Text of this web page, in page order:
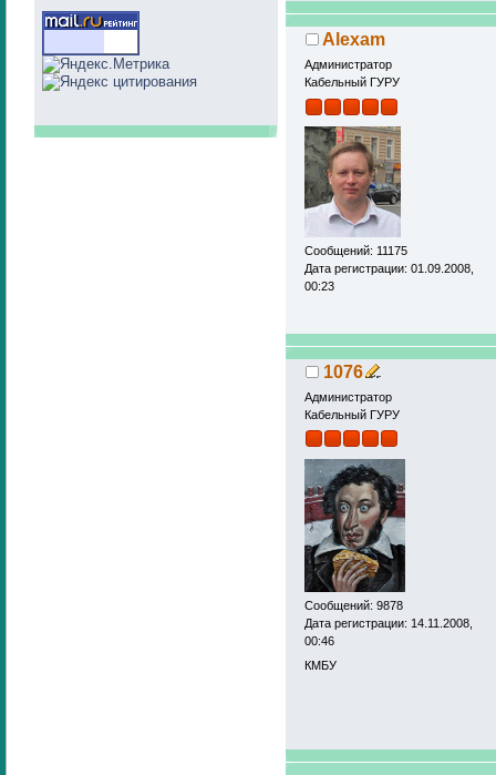
Alexam
Администратор
Кабельный ГУРУ
Сообщений: 11175
Дата регистрации: 01.09.2008,
00:23
1076
Администратор
Кабельный ГУРУ
Сообщений: 9878
Дата регистрации: 14.11.2008,
00:46
КМБУ